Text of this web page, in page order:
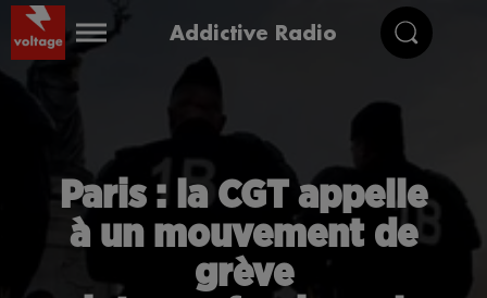
Addictive Radio
Paris : la CGT appelle
à un mouvement de
grève